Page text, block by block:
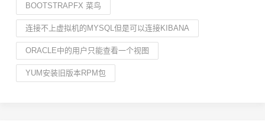
BOOTSTRAPFX 菜鸟
连接不上虚拟机的MYSQL但是可以连接KIBANA
ORACLE中的用户只能查看一个视图
YUM安装旧版本RPM包